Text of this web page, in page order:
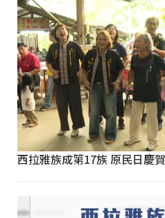
西拉雅族成第17族 原民日慶